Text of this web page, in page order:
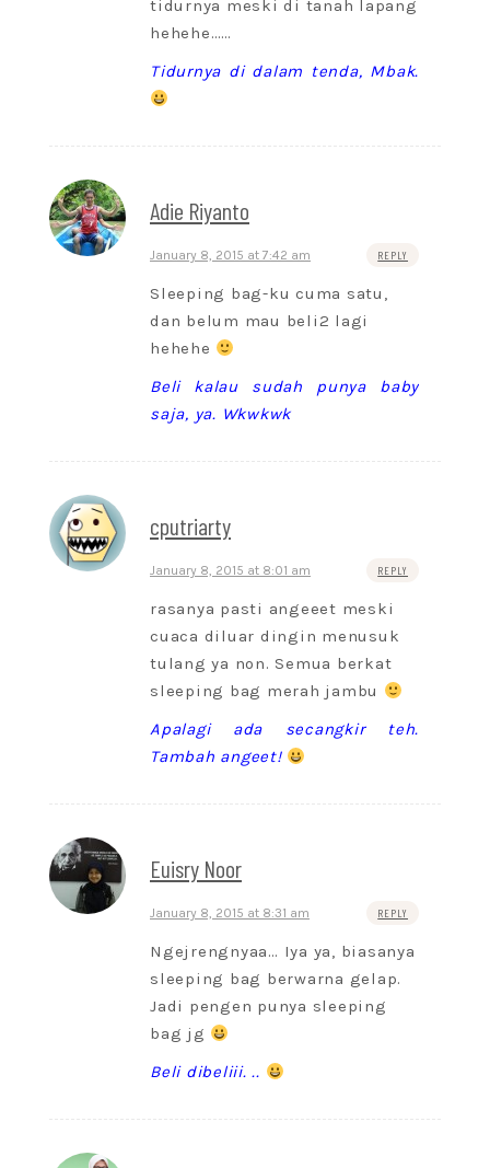
tidurnya meski di tanah lapang
hehehe……
Tidurnya di dalam tenda, Mbak.
Adie Riyanto
January 8, 2015 at 7:42 am REPLY
Sleeping bag-ku cuma satu,
dan belum mau beli2 lagi
hehehe
Beli kalau sudah punya baby
saja, ya. Wkwkwk
cputriarty
January 8, 2015 at 8:01 am REPLY
rasanya pasti angeeet meski
cuaca diluar dingin menusuk
tulang ya non. Semua berkat
sleeping bag merah jambu
Apalagi ada secangkir teh.
Tambah angeet!
Euisry Noor
January 8, 2015 at 8:31 am REPLY
Ngejrengnyaa… Iya ya, biasanya
sleeping bag berwarna gelap.
Jadi pengen punya sleeping
bag jg
Beli dibeliii. ..